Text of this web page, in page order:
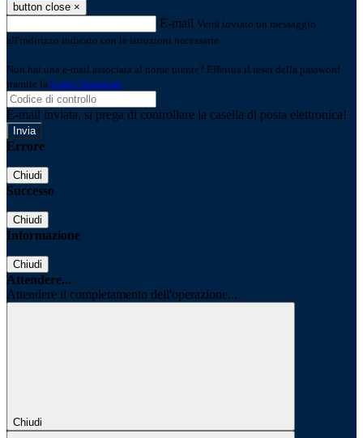
button close ×
E-mail Verrà inviato un messaggio
all'indirizzo indicato con le istruzioni necessarie.
Non hai una e-mail associata al nome utente? Effettua il reset della password
tramite la Login Spaggiari
E-mail inviata, si prega di controllare la casella di posta elettronica!
Errore
Chiudi
Successo
Chiudi
Informazione
Chiudi
Attendere...
Attendere il completamento dell'operazione...
Chiudi